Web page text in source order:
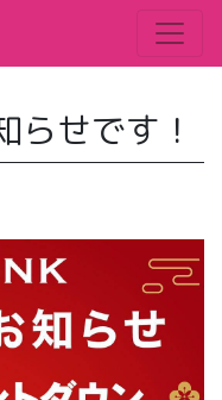
らせです！